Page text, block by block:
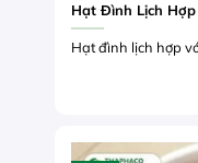
Hạt Đình Lịch
Hạt đình lịch hợp